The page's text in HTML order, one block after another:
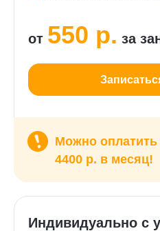
от 550 р. за
Можно оплатить
4400 р. в месяц!
Индивидуально с